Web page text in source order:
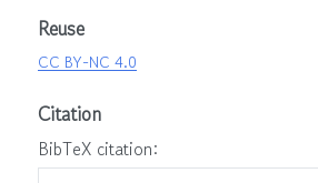
Reuse
CC BY-NC 4.0
Citation
BibTeX citation: